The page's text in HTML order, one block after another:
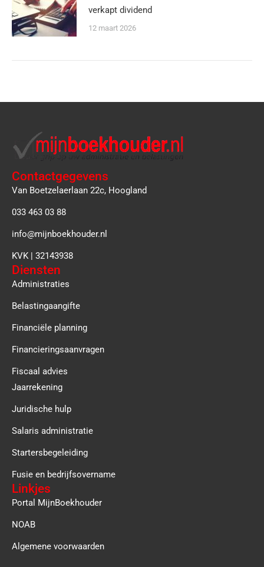
verkapt dividend
12 maart 2026
Contactgegevens
Van Boetzelaerlaan 22c, Hoogland
033 463 03 88
info@mijnboekhouder.nl
KVK | 32143938
Diensten
Administraties
Belastingaangifte
Financiële planning
Financieringsaanvragen
Fiscaal advies
Jaarrekening
Juridische hulp
Salaris administratie
Startersbegeleiding
Fusie en bedrijfsovername
Linkjes
Portal MijnBoekhouder
NOAB
Algemene voorwaarden